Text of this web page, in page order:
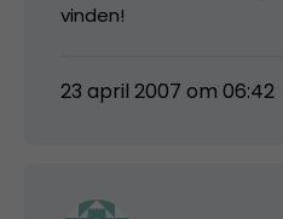
vinden!
23 april 2007 om 06:42